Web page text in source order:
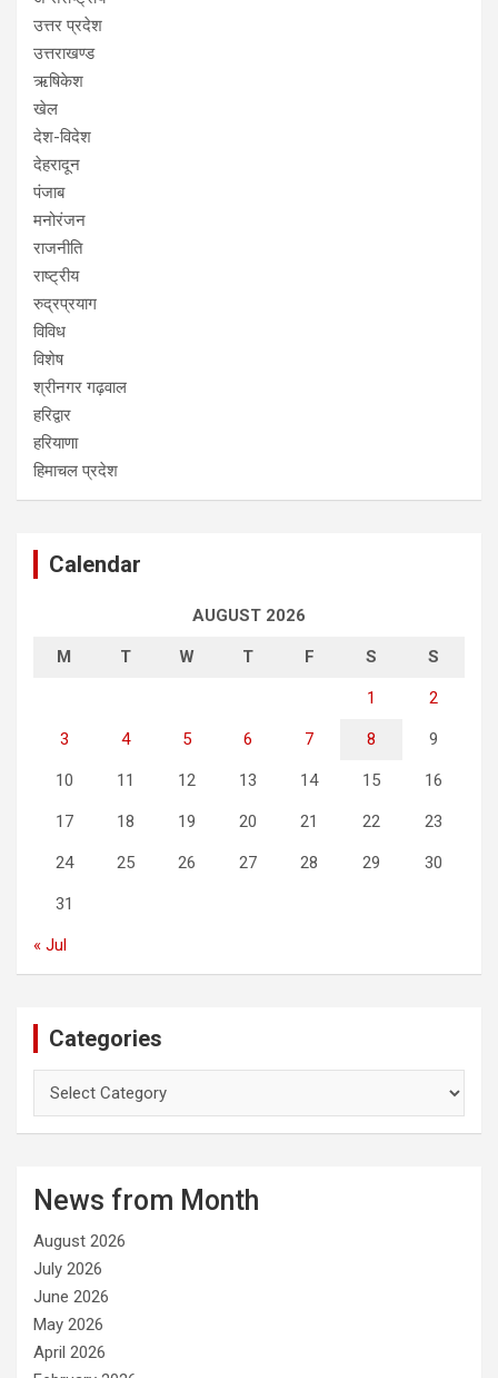
उत्तर प्रदेश
उत्तराखण्ड
ऋषिकेश
खेल
देश-विदेश
देहरादून
पंजाब
मनोरंजन
राजनीति
राष्ट्रीय
रुद्रप्रयाग
विविध
विशेष
श्रीनगर गढ़वाल
हरिद्वार
हरियाणा
हिमाचल प्रदेश
Calendar
AUGUST 2026
M T W T F S S
1 2
3 4 5 6 7 8 9
10 11 12 13 14 15 16
17 18 19 20 21 22 23
24 25 26 27 28 29 30
31
« Jul
Categories
o
i
e
s
News from Month
August 2026
July 2026
June 2026
May 2026
April 2026